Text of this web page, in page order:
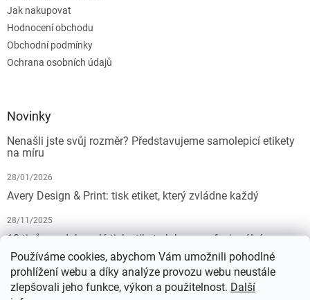
Používáme cookies, abychom Vám umožnili pohodlné
prohlížení webu a díky analýze provozu webu neustále
zlepšovali jeho funkce, výkon a použitelnost. Další
Jak nakupovat
Hodnocení obchodu
Obchodní podmínky
Ochrana osobních údajů
Novinky
Nenašli jste svůj rozměr? Představujeme samolepicí etikety
na míru
28/01/2026
Avery Design & Print: tisk etiket, který zvládne každý
28/11/2025
10 tipů pro dokonalý tisk etiket: Jak na profesionální
výsledek bez starostí
19/07/2025